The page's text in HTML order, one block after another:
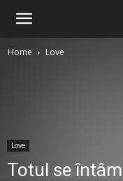
Home Love
Love
Totul se